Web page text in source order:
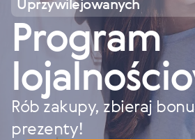
Uprzywilejowanych
Program
Rób zakupy, zbieraj
prezenty!